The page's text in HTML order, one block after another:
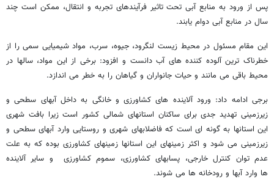
پس از ورود به منابع آبی تحت تاثیر فرآیندهای تجربه و انتقال، ممکن است چند
سال در منابع آبی دوام یابند.
این مقام مسئول در محیط زیست لنگرود، جیوه، سرب، مواد شیمیایی سمی را از
خطرناک ترین آلوده کننده های آب دانست و افزود: برخی از این مواد، سالها در
محیط باقی می مانند و حیات جانواران و گیاهان را به خطر می اندازد.
برجی ادامه داد: ورود آلاینده های کشاورزی و خانگی به داخل آبهای سطحی و
زیرزمینی تهدید جدی برای ساکنان استانهای شمالی کشور است زیرا بافت شهری
این استانها به گونه ای است که فاضلابهای شهری و روستایی وارد آبهای سطحی و
زیرزمینی می شود و اکثر زمینهای این استانها زمینهای کشاورزی بوده که به علت
عدم توان کنترل خارجی، پسابهای کشاورزی، سموم کشاورزی و سایر آلاینده
ها وارد آبها و رودخانه ها می شوند.